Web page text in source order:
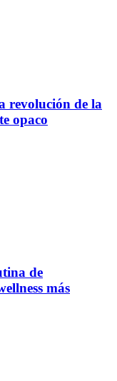
revolución de la
opaco
de
más